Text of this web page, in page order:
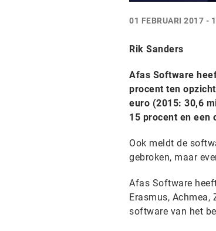
01 FEBRUARI 2017 -
Rik Sanders
Afas Software
procent ten
euro (2015: 30,6
15 procent en een
Ook meldt de
gebroken, maar
Afas Software
Erasmus, Achmea,
software van het